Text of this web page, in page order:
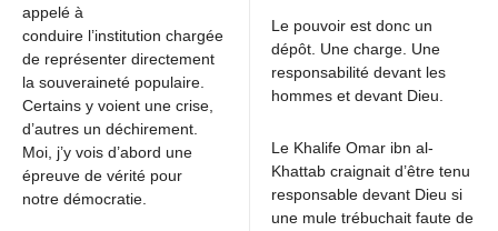
appelé à
conduire l’institution chargée
de représenter directement
la souveraineté populaire.
Certains y voient une crise,
d’autres un déchirement.
Moi, j’y vois d’abord une
épreuve de vérité pour
notre démocratie.
Le pouvoir est donc un
dépôt. Une charge. Une
responsabilité devant les
hommes et devant Dieu.
Le Khalife Omar ibn al-
Khattab craignait d’être tenu
responsable devant Dieu si
une mule trébuchait faute de